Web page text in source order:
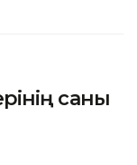
саны